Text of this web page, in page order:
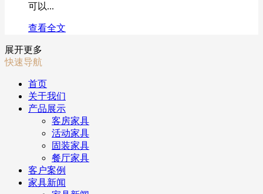
可以...
查看全文
展开更多
快速导航
首页
关于我们
产品展示
客房家具
活动家具
固装家具
餐厅家具
客户案例
家具新闻